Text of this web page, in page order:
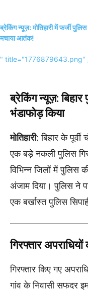
ब्रेकिंग न्यूज़: मोतिहारी में फर्जी
मचाया आतंक!
" title="1776879643.png"
ब्रेकिंग न्यूज़:
भंडाफोड़ किया
मोतिहारी: बिहार के
एक बड़े नकली पुलिस
विभिन्न जिलों में पुलिस
अंजाम दिया। पुलिस ने
एक बर्खास्त पुलिस
गिरफ्तार
गिरफ्तार किए गए
गांव के निवासी सफदर